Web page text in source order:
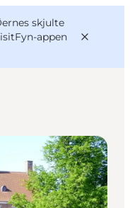
skjulte
appen